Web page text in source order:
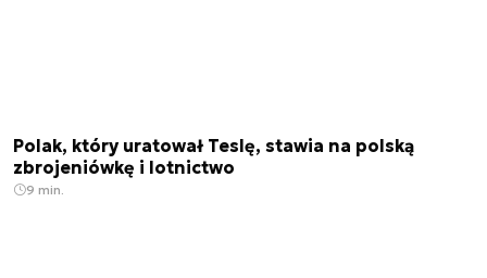
Polak, który uratował Teslę, stawia na polską
zbrojeniówkę i lotnictwo
9 min.